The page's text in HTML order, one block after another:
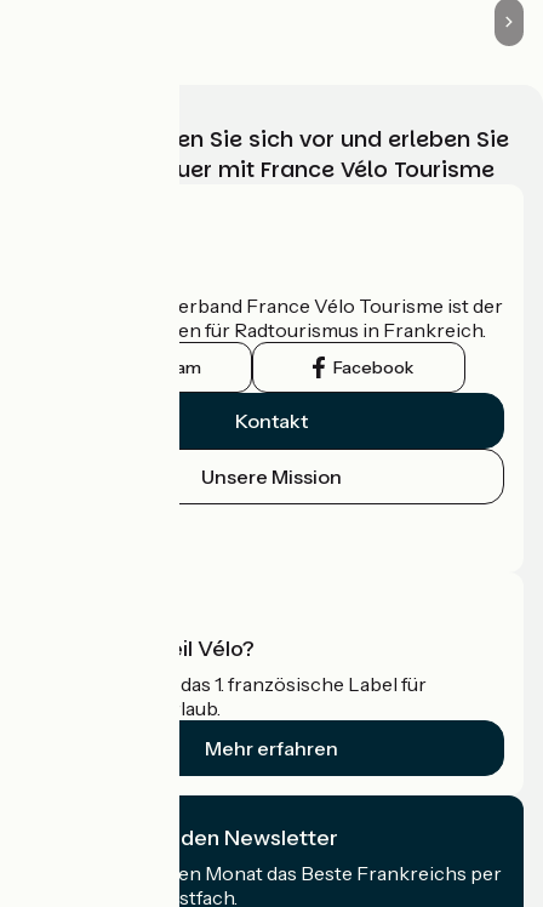
Wählen, bereiten Sie sich vor und erleben Sie
Ihr Radabenteuer mit France Vélo Tourisme
Der nationale Verband France Vélo Tourisme ist der
offizielle Leitfaden für Radtourismus in Frankreich.
Instagram Facebook
Kontakt
Unsere Mission
Was ist Accueil Vélo?
Accueil Vélo ist das 1. französische Label für
Radfahrer im Urlaub.
Mehr erfahren
Ich abonniere den Newsletter
Erhalten Sie jeden Monat das Beste Frankreichs per
Rad in Ihrem Postfach.